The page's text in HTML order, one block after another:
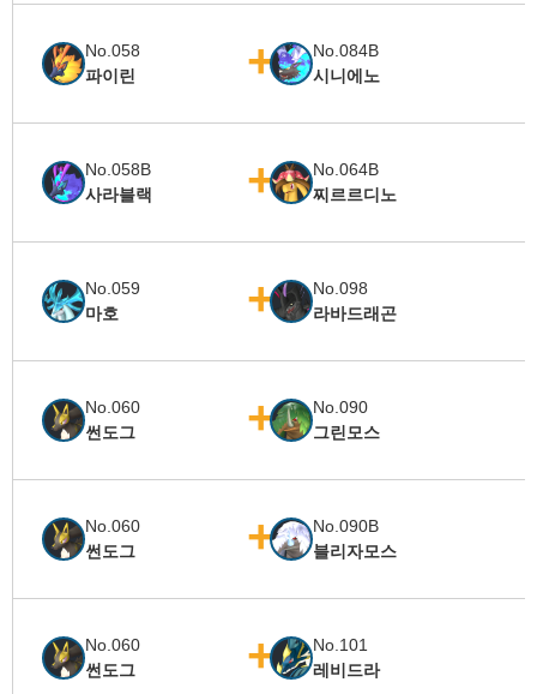
No.058
파이린
No.084B
시니에노
No.058B
사라블랙
No.064B
찌르르디노
No.059
마호
No.098
라바드래곤
No.060
썬도그
No.090
그린모스
No.060
썬도그
No.090B
블리자모스
No.060
썬도그
No.101
레비드라